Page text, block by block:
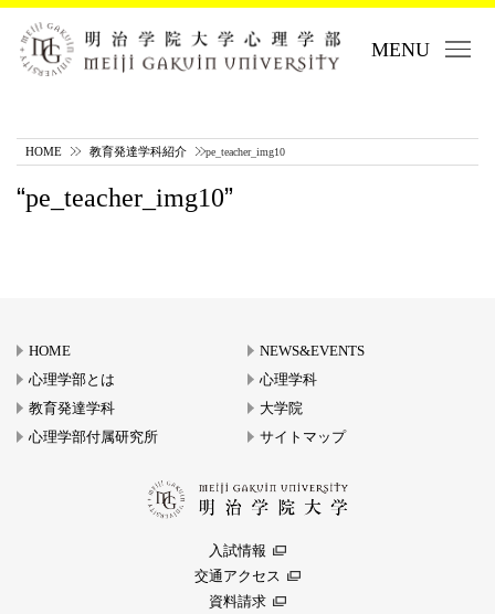
MENU
HOME 教育発達学科紹介 pe_teacher_img10
pe_teacher_img10
HOME
NEWS&EVENTS
心理学部とは
心理学科
教育発達学科
大学院
心理学部付属研究所
サイトマップ
入試情報
交通アクセス
資料請求